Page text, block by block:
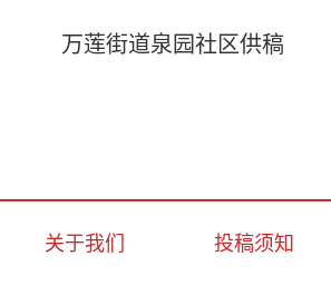
万莲街道泉园社区供稿
关于我们 投稿须知